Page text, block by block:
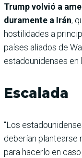
Trump volvió a
duramente a Irán,
hostilidades a
países aliados de
estadounidenses en
Escalada
“Los
deberían plantearse
para hacerlo en